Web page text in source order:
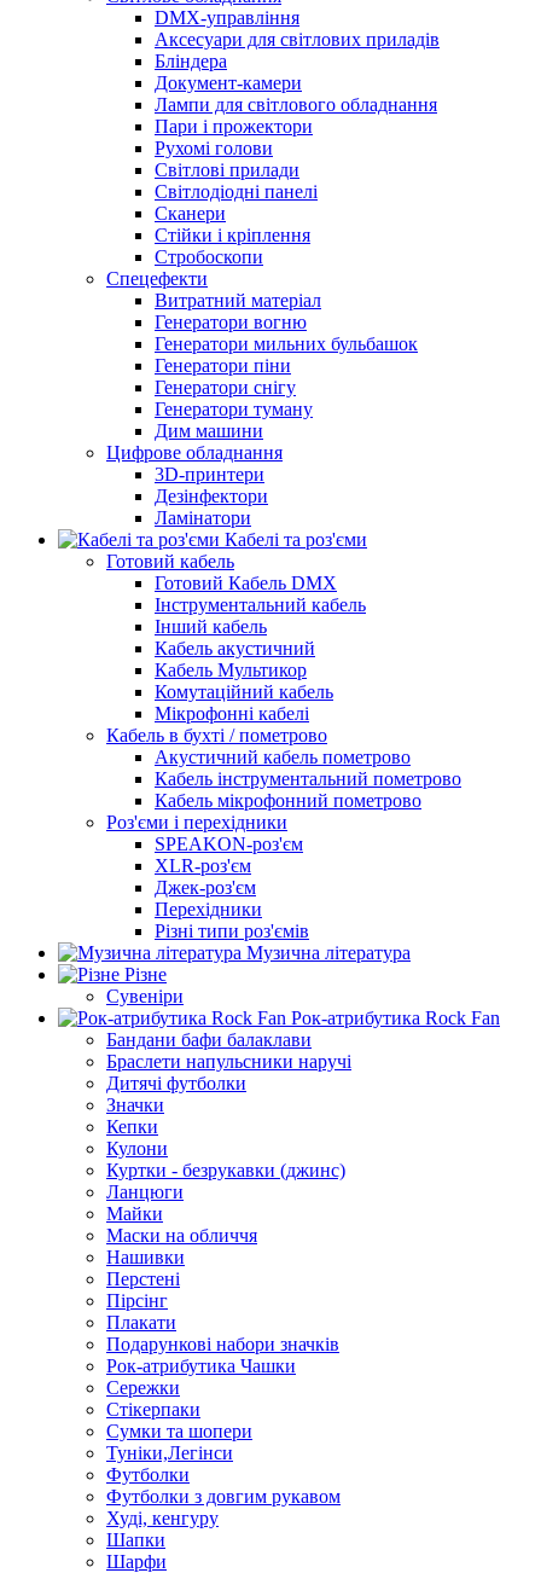
DMX-управління
Аксесуари для світлових приладів
Бліндера
Документ-камери
Лампи для світлового обладнання
Пари і прожектори
Рухомі голови
Світлові прилади
Світлодіодні панелі
Сканери
Стійки і кріплення
Стробоскопи
Спецефекти
Витратний матеріал
Генератори вогню
Генератори мильних бульбашок
Генератори піни
Генератори снігу
Генератори туману
Дим машини
Цифрове обладнання
3D-принтери
Дезінфектори
Ламінатори
Кабелі та роз'єми
Готовий кабель
Готовий Кабель DMX
Інструментальний кабель
Інший кабель
Кабель акустичний
Кабель Мультикор
Комутаційний кабель
Мікрофонні кабелі
Кабель в бухті / пометрово
Акустичний кабель пометрово
Кабель інструментальний пометрово
Кабель мікрофонний пометрово
Роз'єми і перехідники
SPEAKON-роз'єм
XLR-роз'єм
Джек-роз'єм
Перехідники
Різні типи роз'ємів
Музична література
Різне
Сувеніри
Рок-атрибутика Rock Fan
Бандани бафи балаклави
Браслети напульсники наручі
Дитячі футболки
Значки
Кепки
Кулони
Куртки - безрукавки (джинс)
Ланцюги
Майки
Маски на обличчя
Нашивки
Перстені
Пірсінг
Плакати
Подарункові набори значків
Рок-атрибутика Чашки
Сережки
Стікерпаки
Сумки та шопери
Туніки,Легінси
Футболки
Футболки з довгим рукавом
Худі, кенгуру
Шапки
Шарфи